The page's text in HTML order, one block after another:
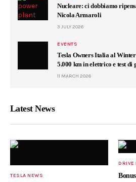
Nucleare: ci dobbiamo
Nicola Armaroli
3 JULY 2026
EVENTS
Tesla Owners Italia al
5.000 km in elettrico e test di
11 MARCH 2026
Latest News
TESLA NEWS
DRIVE